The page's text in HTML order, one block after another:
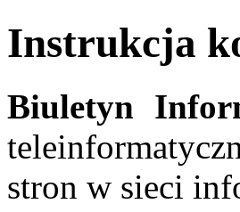
Instrukcja
Biuletyn
stron w sieci